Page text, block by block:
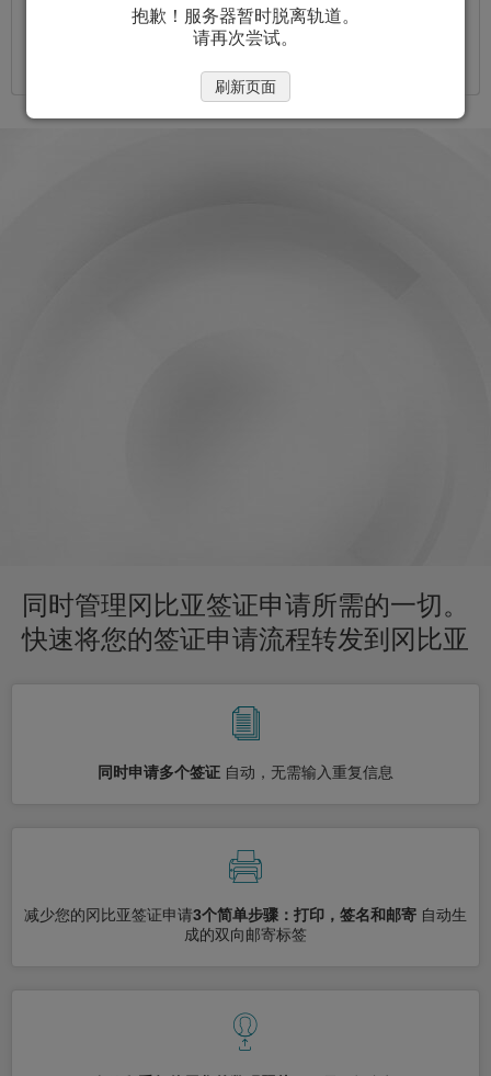
下载PDF文件
同时管理冈比亚签证申请所需的一切。
快速将您的签证申请流程转发到冈比亚
同时申请多个签证 自动，无需输入重复信息
减少您的冈比亚签证申请3个简单步骤：打印，签名和邮寄 自动生
成的双向邮寄标签
抱歉！服务器暂时脱离轨道。
请再次尝试。
刷新页面